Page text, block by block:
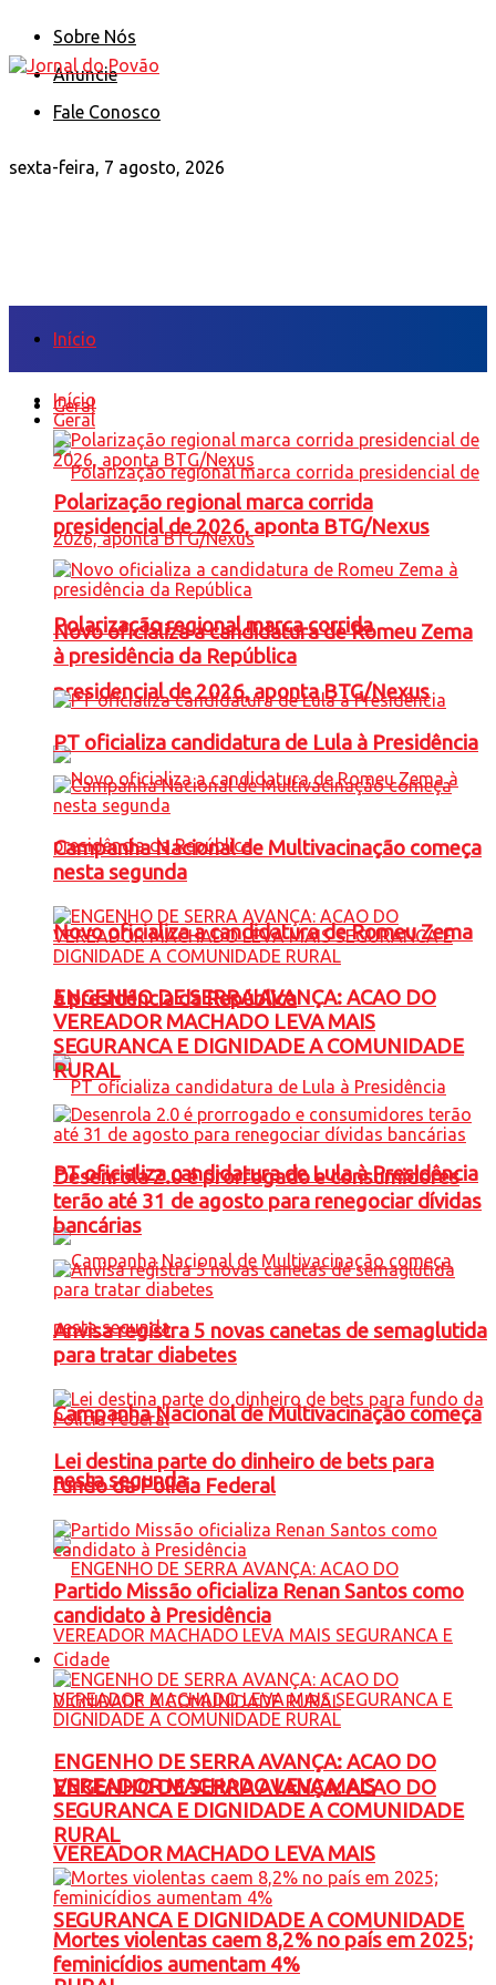
Sobre Nós
Anuncie
Fale Conosco
sexta-feira, 7 agosto, 2026
Início
Geral
Polarização regional marca corrida
presidencial de 2026, aponta BTG/Nexus
Novo oficializa a candidatura de Romeu Zema
à presidência da República
PT oficializa candidatura de Lula à Presidência
Campanha Nacional de Multivacinação começa
nesta segunda
ENGENHO DE SERRA AVANÇA: ACAO DO
VEREADOR MACHADO LEVA MAIS
SEGURANCA E DIGNIDADE A COMUNIDADE
Início
Geral
Polarização regional marca corrida
presidencial de 2026, aponta BTG/Nexus
Novo oficializa a candidatura de Romeu Zema
à presidência da República
PT oficializa candidatura de Lula à Presidência
Campanha Nacional de Multivacinação começa
nesta segunda
ENGENHO DE SERRA AVANÇA: ACAO DO
VEREADOR MACHADO LEVA MAIS
SEGURANCA E DIGNIDADE A COMUNIDADE
RURAL
Desenrola 2.0 é prorrogado e consumidores
terão até 31 de agosto para renegociar dívidas
bancárias
Anvisa registra 5 novas canetas de semaglutida
para tratar diabetes
Lei destina parte do dinheiro de bets para
fundo da Polícia Federal
Partido Missão oficializa Renan Santos como
candidato à Presidência
Cidade
ENGENHO DE SERRA AVANÇA: ACAO DO
VEREADOR MACHADO LEVA MAIS
SEGURANCA E DIGNIDADE A COMUNIDADE
RURAL
Mortes violentas caem 8,2% no país em 2025;
feminicídios aumentam 4%